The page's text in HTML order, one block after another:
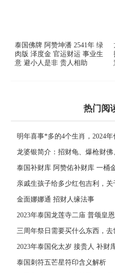
泰国佛牌 阿赞坤潘 2541年 绿
肉版 泽度金 官运财运 事业生
意 避小人是非 贵人相助
热门阅
明年喜事*多的4个生肖，2024
龙婆银简介：招财龟、爆枪财
泰国补财库 阿赞佑补财库 一桶
亲戚生孩子给多少红包吉利，
金面娜娜通 招财人缘法事
2023年泰国龙莲寺二庙 普颂皇
2566年
三周年祭日需要买什么东西，
2023年泰国化太岁 接贵人 补财
泰国刺符五芒星符印含义解析